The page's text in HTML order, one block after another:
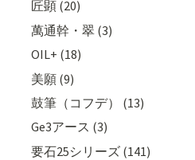
匠顕 (20)
萬通幹・翠 (3)
OIL+ (18)
美願 (9)
鼓筆（コフデ） (13)
Ge3アース (3)
要石25シリーズ (141)